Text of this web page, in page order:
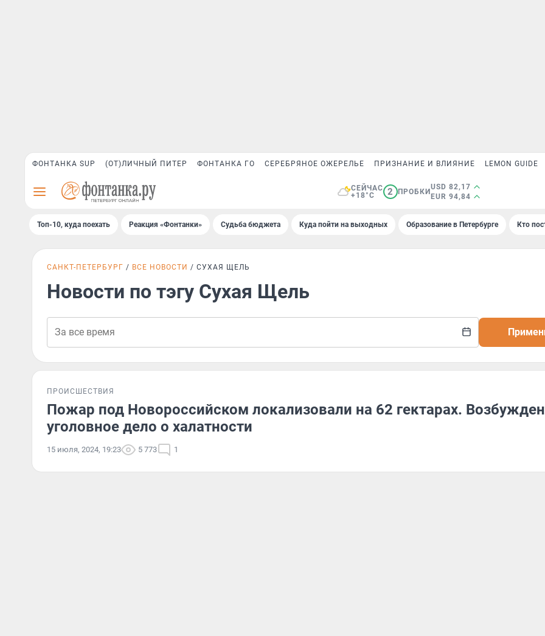
ФОНТАНКА SUP (ОТ)ЛИЧНЫЙ ПИТЕР ФОНТАНКА ГО СЕРЕБРЯНОЕ ОЖЕРЕЛЬЕ ПРИЗНАНИЕ И ВЛИЯНИЕ LEMON GUIDE
СЕЙЧАС
+18°C
2 ПРОБКИ
USD 82,17
EUR 94,84
Топ-10, куда поехать Реакция «Фонтанки» Судьба бюджета Куда пойти на выходных Образование в Петербурге Кто
САНКТ-ПЕТЕРБУРГ ВСЕ НОВОСТИ СУХАЯ ЩЕЛЬ
Новости по тэгу Сухая Щель
ПРОИСШЕСТВИЯ
Пожар под Новороссийском локализовали на 62 гектарах.
уголовное дело о халатности
15 июля, 2024, 19:23 5 773 1